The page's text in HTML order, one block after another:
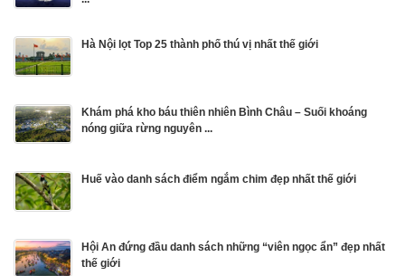
Hà Nội lọt Top 25 thành phố thú vị nhất thế giới
Khám phá kho báu thiên nhiên Bình Châu – Suối khoáng
nóng giữa rừng nguyên ...
Huế vào danh sách điểm ngắm chim đẹp nhất thế giới
Hội An đứng đầu danh sách những “viên ngọc ẩn” đẹp nhất
thế giới